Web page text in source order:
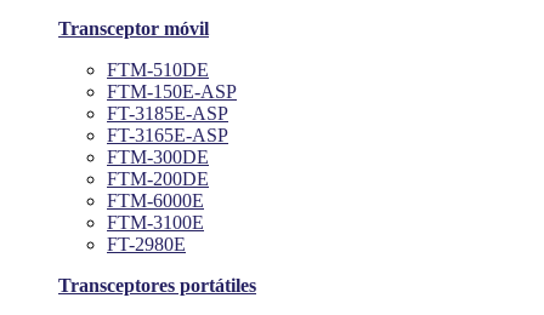
Transceptor móvil
FTM-510DE
FTM-150E-ASP
FT-3185E-ASP
FT-3165E-ASP
FTM-300DE
FTM-200DE
FTM-6000E
FTM-3100E
FT-2980E
Transceptores portátiles